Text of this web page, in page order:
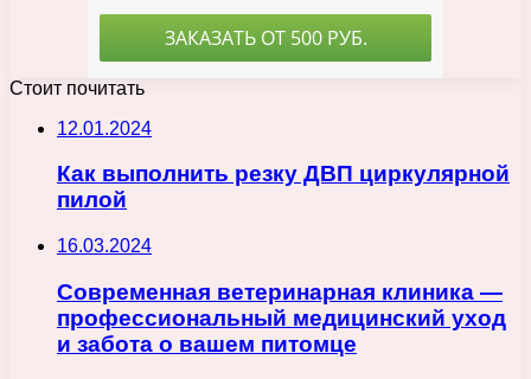
Стоит почитать
12.01.2024
Как выполнить резку ДВП циркулярной
пилой
16.03.2024
Современная ветеринарная клиника —
профессиональный медицинский уход
и забота о вашем питомце